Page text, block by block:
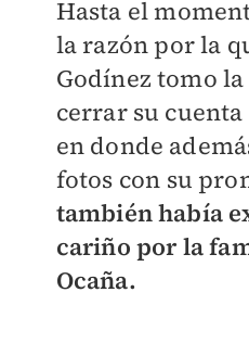
Hasta el
la razón por la
Godínez tomo
cerrar su
en donde
fotos con su
también había
cariño por la
Ocaña.